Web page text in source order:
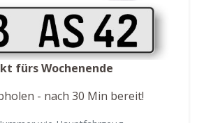
fürs Wochenende
- nach 30 Min bereit!